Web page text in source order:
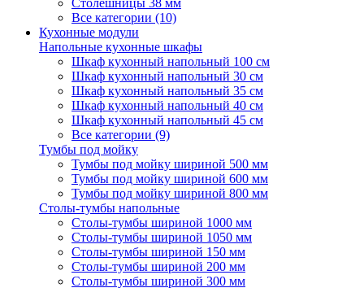
Столешницы 38 мм
Все категории (10)
Кухонные модули
Напольные кухонные шкафы
Шкаф кухонный напольный 100 см
Шкаф кухонный напольный 30 см
Шкаф кухонный напольный 35 см
Шкаф кухонный напольный 40 см
Шкаф кухонный напольный 45 см
Все категории (9)
Тумбы под мойку
Тумбы под мойку шириной 500 мм
Тумбы под мойку шириной 600 мм
Тумбы под мойку шириной 800 мм
Столы-тумбы напольные
Столы-тумбы шириной 1000 мм
Столы-тумбы шириной 1050 мм
Столы-тумбы шириной 150 мм
Столы-тумбы шириной 200 мм
Столы-тумбы шириной 300 мм